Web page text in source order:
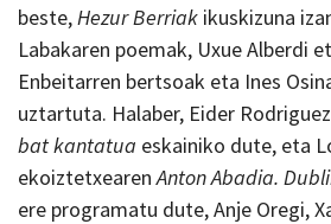
beste,Hezur Berriak ikuskizuna
Labakaren poemak, Uxue Alberdi
Enbeitarren bertsoak eta Ines
uztartuta. Halaber, Eider
bat kantatua eskainiko dute, eta
ekoiztetxearenAnton Abadia.
ere programatu dute, Anje Oregi,